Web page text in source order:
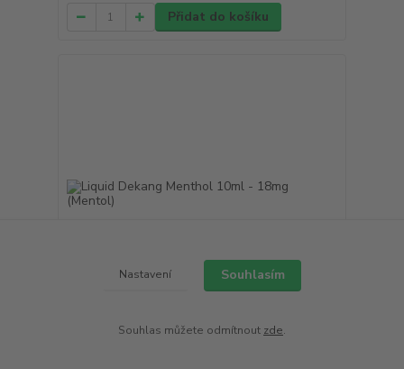
Přidat do košíku
Nastavení Souhlasím
Souhlas můžete odmítnout zde.